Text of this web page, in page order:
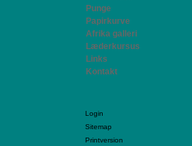
Punge
Papirkurve
Afrika galleri
Læderkursus
Links
Kontakt
Login
Sitemap
Printversion